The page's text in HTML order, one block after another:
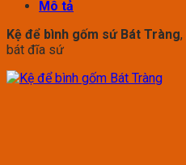
Mô tả
Kệ để bình gốm sứ Bát Tràng,
bát đĩa sứ